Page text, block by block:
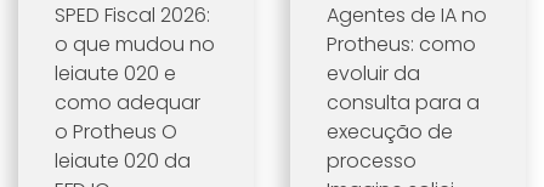
SPED Fiscal 2026:
o que mudou no
leiaute 020 e
como adequar
o Protheus O
leiaute 020 da
Agentes de IA no
Protheus: como
evoluir da
consulta para a
execução de
processo